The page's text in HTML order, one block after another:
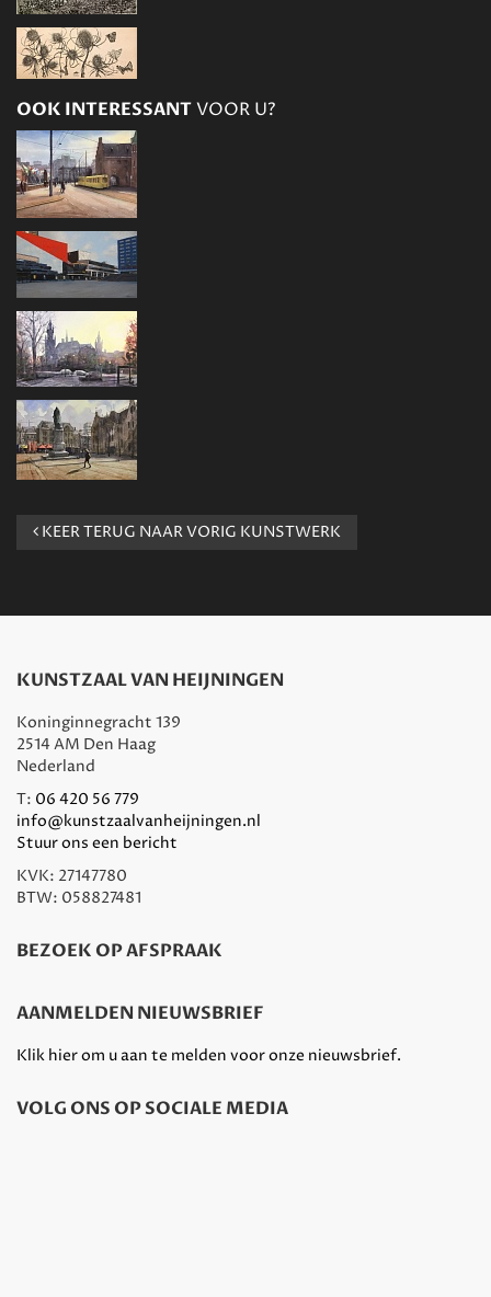
OOK INTERESSANTVOOR U?
KEER TERUG NAAR VORIG KUNSTWERK
KUNSTZAAL VAN HEIJNINGEN
Koninginnegracht 139
2514 AM Den Haag
Nederland
T: 06 420 56 779
info@kunstzaalvanheijningen.nl
Stuur ons een bericht
KVK: 27147780
BTW: 058827481
BEZOEK OP AFSPRAAK
AANMELDEN NIEUWSBRIEF
Klik hier om u aan te melden voor onze nieuwsbrief.
VOLG ONS OP SOCIALE MEDIA